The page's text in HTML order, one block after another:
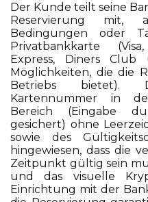
Der Kunde teilt seine
Reservierung mit,
Bedingungen oder
Privatbankkarte
Express, Diners
Möglichkeiten, die die
Betriebs bietet).
Kartennummer in
Bereich (Eingabe
gesichert) ohne
sowie des
hingewiesen, dass die
Zeitpunkt gültig sein
und das visuelle
Einrichtung mit der